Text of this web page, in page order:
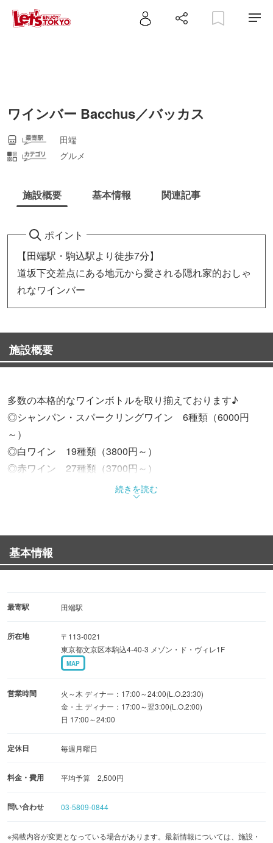
ワインバー Bacchus／バッカス
田端
グルメ
施設概要 基本情報 関連記事
ポイント
【田端駅・駒込駅より徒歩7分】
道坂下交差点にある地元から愛される隠れ家的おしゃ
れなワインバー
施設概要
多数の本格的なワインボトルを取り揃えております♪
◎シャンパン・スパークリングワイン 6種類（6000円
～）
◎白ワイン 19種類（3800円～）
◎赤ワイン 27種類（3700円～）
軽く一杯から、ガッツリ飲みまで、お手伝いいたします。
ボトルの持ち込みも大歓迎！！（※別途、持込料金発生）
厳選！
◎おしゃれなカウンターはデートや1人飲みでも居心地
GOOD！
続きを読む
基本情報
最寄駅 田端駅
所在地
〒113-0021
東京都文京区本駒込4-40-3 メゾン・ド・ヴィレ1F
MAP
営業時間
火～木 ディナー：17:00～24:00(L.O.23:30)
金・土 ディナー：17:00～翌3:00(L.O.2:00)
日 17:00～24:00
定休日 毎週月曜日
料金・費用 平均予算 2,500円
問い合わせ 03-5809-0844
※掲載内容が変更となっている場合があります。最新情報については、施設・